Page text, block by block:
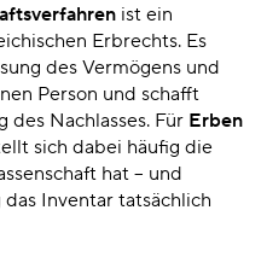
ist ein
Erbrechts. Es
des Vermögens und
Person und schafft
des Nachlasses. Für Erben
sich dabei häufig die
hat – und
Inventar tatsächlich